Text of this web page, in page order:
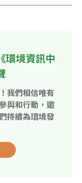
環境資訊中
我們相信唯有
與和行動，邀
持續為環境發